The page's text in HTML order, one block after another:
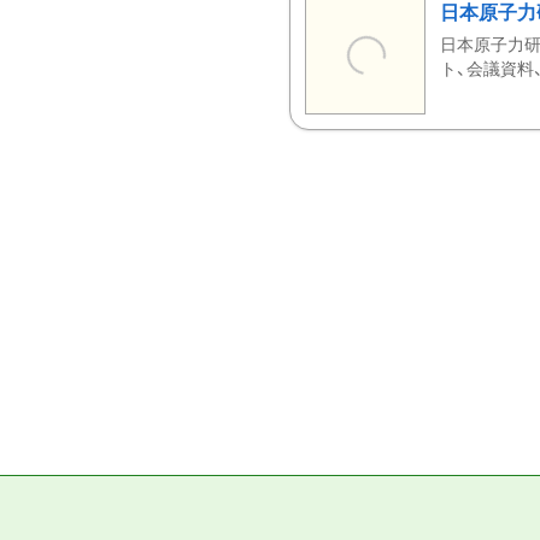
日本原子
日本原子力
ト、会議資